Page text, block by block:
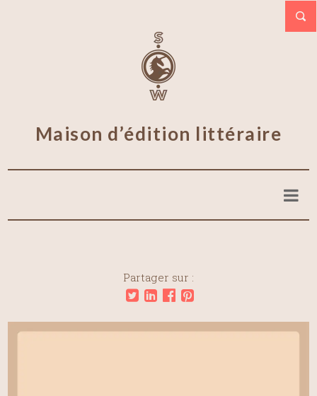
Maison d’édition littéraire
Partager sur :